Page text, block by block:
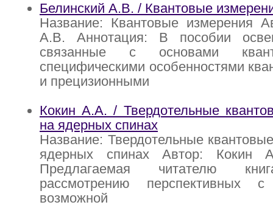
Белинский А.В. / Квантовые
Название: Квантовые измерения
А.В. Аннотация: В пособии
связанные с основами
специфическими особенностями
и прецизионными
Кокин А.А. / Твердотельные
на ядерных спинах
Название: Твердотельные
ядерных спинах Автор: Кокин
Предлагаемая читателю
рассмотрению перспективных
возможной